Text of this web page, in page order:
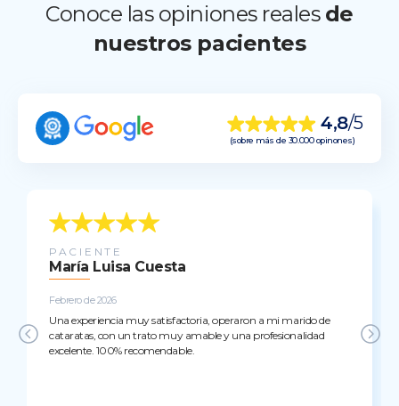
Conoce las opiniones reales de
nuestros pacientes
4,8/5
(sobre más de 30.000 opinones)
PACIENTE
María Luisa Cuesta
Febrero de 2026
Una experiencia muy satisfactoria, operaron a mi marido de
cataratas, con un trato muy amable y una profesionalidad
excelente. 100% recomendable.